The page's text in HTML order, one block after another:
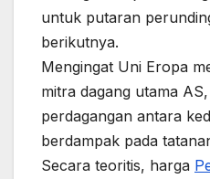
untuk putaran
berikutnya.
Mengingat Uni Eropa
mitra dagang utama
perdagangan antara
berdampak pada
Secara teoritis, harga